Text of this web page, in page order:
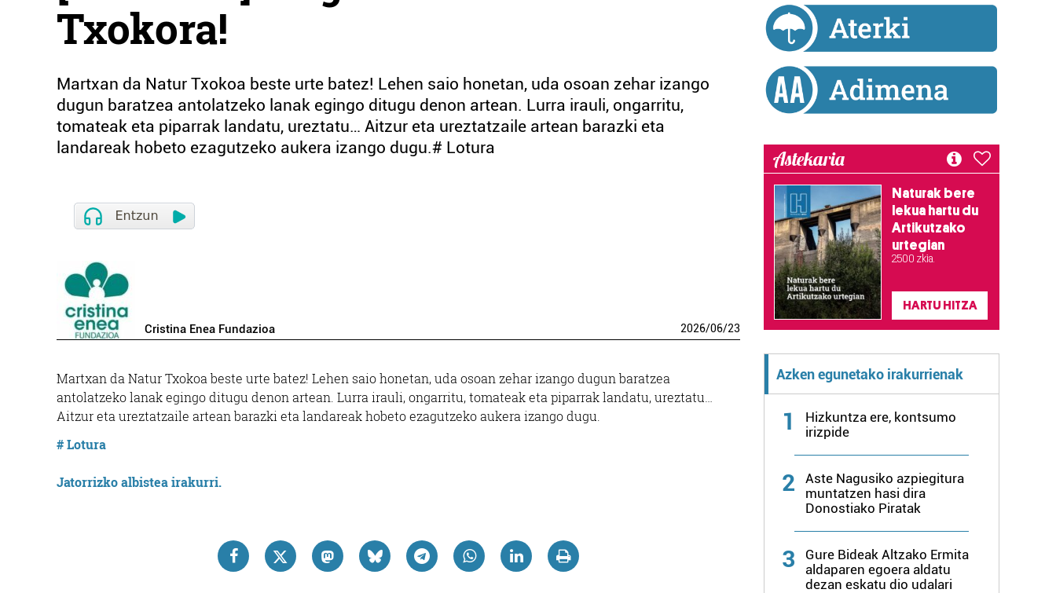
Txokora!
Martxan da Natur Txokoa beste urte batez! Lehen saio honetan, uda osoan zehar izango
dugun baratzea antolatzeko lanak egingo ditugu denon artean. Lurra irauli, ongarritu,
tomateak eta piparrak landatu, ureztatu… Aitzur eta ureztatzaile artean barazki eta
landareak hobeto ezagutzeko aukera izango dugu.# Lotura
Cristina Enea Fundazioa 2026/06/23
Martxan da Natur Txokoa beste urte batez! Lehen saio honetan, uda osoan zehar izango dugun baratzea
antolatzeko lanak egingo ditugu denon artean. Lurra irauli, ongarritu, tomateak eta piparrak landatu, ureztatu…
Aitzur eta ureztatzaile artean barazki eta landareak hobeto ezagutzeko aukera izango dugu.
# Lotura
Jatorrizko albistea irakurri.
Astekaria
Naturak bere
lekua hartu du
Artikutzako
urtegian
2.500 zkia.
HARTU HITZA
Azken egunetako irakurrienak
1
Hizkuntza ere, kontsumo
irizpide
2
Aste Nagusiko azpiegitura
muntatzen hasi dira
Donostiako Piratak
3
Gure Bideak Altzako Ermita
aldaparen egoera aldatu
dezan eskatu dio udalari